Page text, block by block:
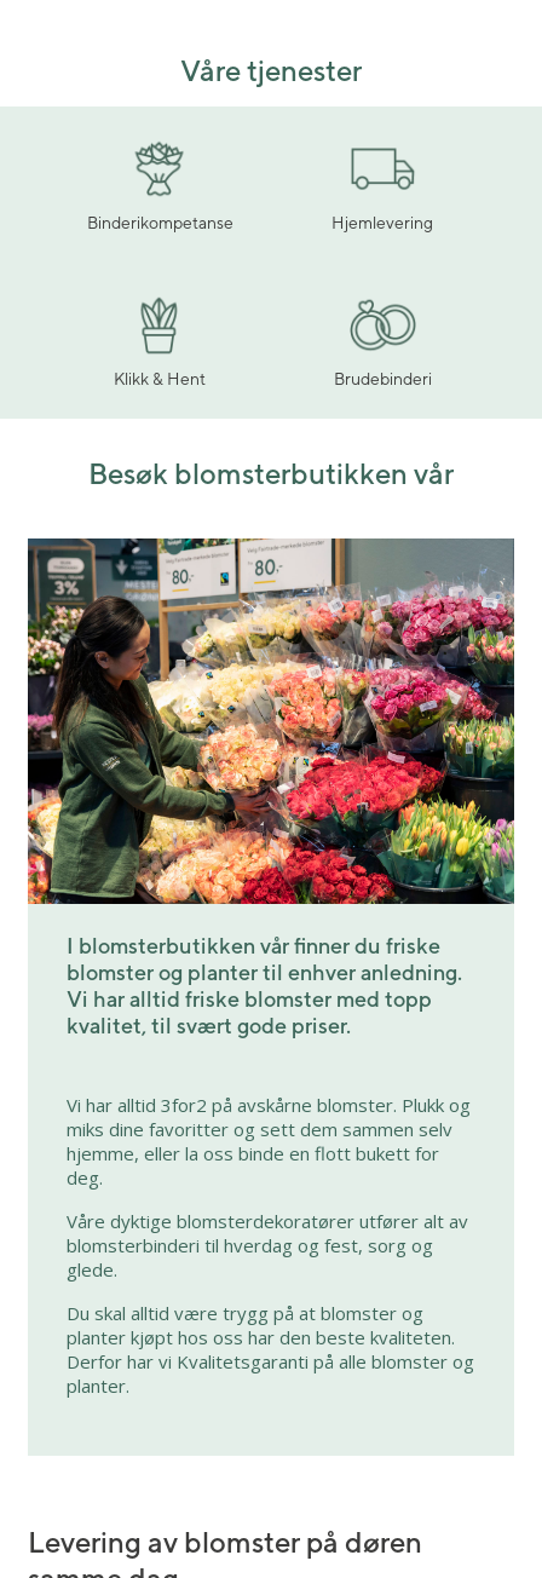
Våre tjenester
Binderikompetanse Hjemlevering
Klikk & Hent Brudebinderi
Besøk blomsterbutikken vår
I blomsterbutikken vår finner du friske
blomster og planter til enhver anledning.
Vi har alltid friske blomster med topp
kvalitet, til svært gode priser.
Vi har alltid 3for2 på avskårne blomster. Plukk og
miks dine favoritter og sett dem sammen selv
hjemme, eller la oss binde en flott bukett for
deg.
Våre dyktige blomsterdekoratører utfører alt av
blomsterbinderi til hverdag og fest, sorg og
glede.
Du skal alltid være trygg på at blomster og
planter kjøpt hos oss har den beste kvaliteten.
Derfor har vi Kvalitetsgaranti på alle blomster og
planter.
Levering av blomster på døren